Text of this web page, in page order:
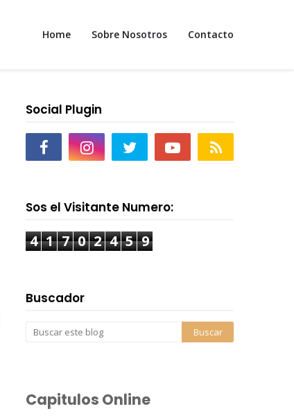
Home Sobre Nosotros Contacto
Social Plugin
Sos el Visitante Numero:
4 1 7 0 2 4 5 9
Buscador
Capitulos Online